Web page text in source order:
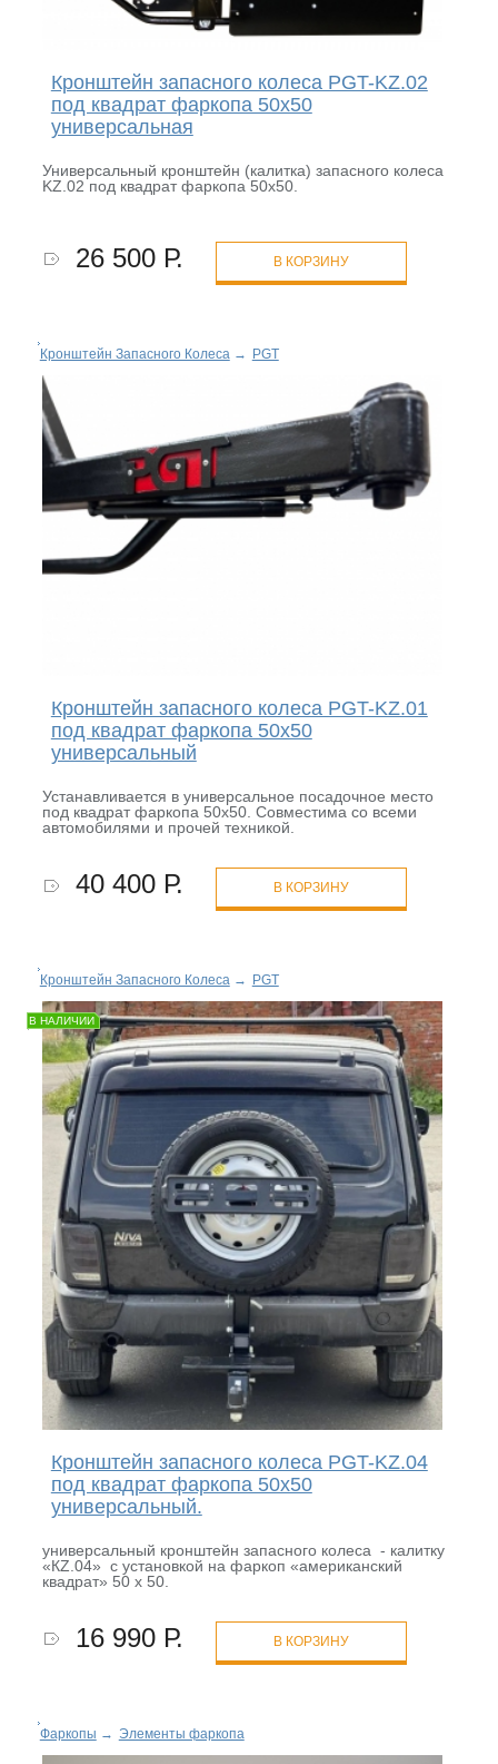
Кронштейн запасного колеса PGT-KZ.02
под квадрат фаркопа 50х50
универсальная
Универсальный кронштейн (калитка) запасного колеса
KZ.02 под квадрат фаркопа 50х50.
26 500 Р. В КОРЗИНУ
Кронштейн Запасного Колеса→ PGT
Кронштейн запасного колеса PGT-KZ.01
под квадрат фаркопа 50х50
универсальный
Устанавливается в универсальное посадочное место
под квадрат фаркопа 50х50. Совместима со всеми
автомобилями и прочей техникой.
40 400 Р. В КОРЗИНУ
Кронштейн Запасного Колеса→ PGT
В НАЛИЧИИ
Кронштейн запасного колеса PGT-KZ.04
под квадрат фаркопа 50х50
универсальный.
универсальный кронштейн запасного колеса - калитку
«КZ.04» с установкой на фаркоп «американский
квадрат» 50 х 50.
16 990 Р. В КОРЗИНУ
Фаркопы → Элементы фаркопа